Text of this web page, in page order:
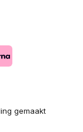
gemaakt